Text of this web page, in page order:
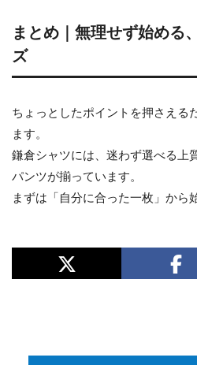
まとめ｜無理せず始める
ズ
ちょっとしたポイントを押さえる
ます。
鎌倉シャツには、迷わず選べる上
パンツが揃っています。
まずは「自分に合った一枚」から